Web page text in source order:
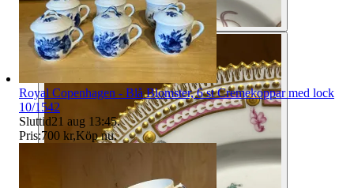
Royal Copenhagen - Blå Blomster, 6 st Cremekoppar med lock
10/1542
Sluttid21 aug 13:45.
Pris:700 kr,Köp nu.